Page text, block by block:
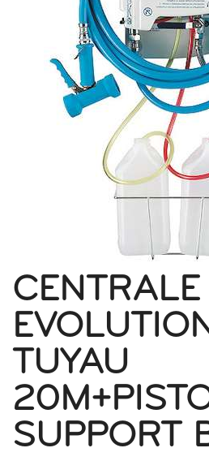
CENTRALE
TUYAU
SUPPORT